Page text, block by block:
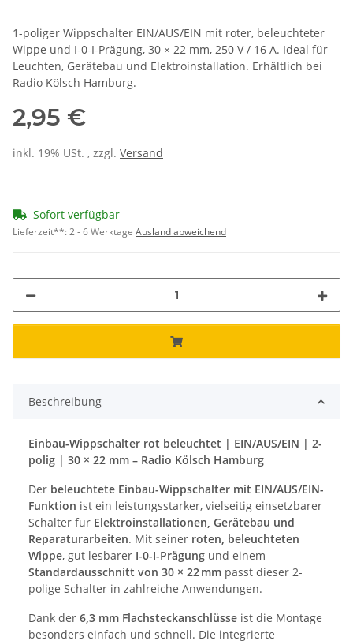
1-poliger Wippschalter EIN/AUS/EIN mit roter, beleuchteter
Wippe und I-0-I-Prägung, 30 × 22 mm, 250 V / 16 A. Ideal für
Leuchten, Gerätebau und Elektroinstallation. Erhältlich bei
Radio Kölsch Hamburg.
2,95 €
inkl. 19% USt. , zzgl. Versand
Sofort verfügbar
Lieferzeit**:2 - 6 Werktage Ausland abweichend
Beschreibung
Einbau-Wippschalter rot beleuchtet | EIN/AUS/EIN | 2-
polig | 30 × 22 mm – Radio Kölsch Hamburg
Der beleuchtete Einbau-Wippschalter mit EIN/AUS/EIN-
Funktion ist ein leistungsstarker, vielseitig einsetzbarer
Schalter für Elektroinstallationen, Gerätebau und
Reparaturarbeiten. Mit seiner roten, beleuchteten
Wippe, gut lesbarer I-0-I-Prägung und einem
Standardausschnitt von 30 × 22 mm passt dieser 2-
polige Schalter in zahlreiche Anwendungen.
Dank der 6,3 mm Flachsteckanschlüsse ist die Montage
besonders einfach und schnell. Die integrierte